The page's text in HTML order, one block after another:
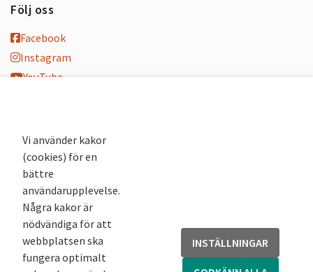
Följ oss
Facebook
Instagram
YouTube
Nyhetsbrev
Andra webbplatser
Arkivsök
Fornsök
Fornreg
Bebyggelseregistret
Vi använder kakor
(cookies) för en
bättre
användarupplevelse.
Några kakor är
nödvändiga för att
webbplatsen ska
fungera optimalt
INSTÄLLNINGAR